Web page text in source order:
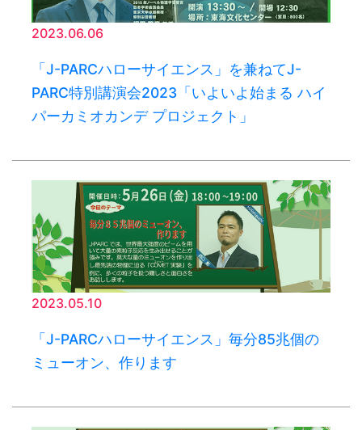
2023.06.06
「J-PARCハローサイエンス」を兼ねてJ-
PARC特別講演会2023「いよいよ始まる ハイ
パーカミオカンデ プロジェクト」
2023.05.10
「J-PARCハローサイエンス」毎分85兆個の
ミューオン、作ります